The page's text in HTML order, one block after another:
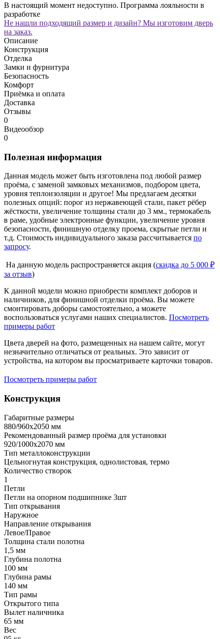
В настоящий момент недоступно. Программа лояльности в
разработке
Не нашли подходящий размер и дизайн? Мы изготовим дверь
на заказ.
Описание
Конструкция
Отделка
Замки и фурнитура
Безопасность
Комфорт
Приёмка и оплата
Доставка
Отзывы
0
Видеообзор
0
Полезная информация
Данная модель может быть изготовлена под любой размер
проёма, с заменой замковых механизмов, подбором цвета,
уровня теплоизоляции и другое! Мы предлагаем десятки
полезных опций: порог из нержавеющей стали, пакет рёбер
жёсткости, увеличение толщины стали до 3 мм., термокабель
в раме, удобные электронные функции, увеличение уровня
безопасности, финишную отделку проема, скрытые петли и
т.д. Стоимость индивидуального заказа рассчитывается по
запросу.
На данную модель распространяется акция (скидка до 5 000 ₽
за отзыв)
К данной модели можно приобрести комплект доборов и
наличников, для финишной отделки проёма. Вы можете
смонтировать доборы самостоятельно, а можете
воспользоваться услугами наших специалистов. Посмотреть
примеры работ
Цвета дверей на фото, размещенных на нашем сайте, могут
незначительно отличаться от реальных. Это зависит от
устройства, на котором вы просматриваете карточки товаров.
Посмотреть примеры работ
Конструкция
Габаритные размеры
880/960х2050 мм
Рекомендованный размер проёма для установки
920/1000х2070 мм
Тип металлоконструкции
Цельногнутая конструкция, однолистовая, термо
Количество створок
1
Петли
Петли на опорном подшипнике 3шт
Тип открывания
Наружное
Направление открывания
Левое/Правое
Толщина стали полотна
1,5 мм
Глубина полотна
100 мм
Глубина рамы
140 мм
Тип рамы
Открытого типа
Вылет наличника
65 мм
Вес